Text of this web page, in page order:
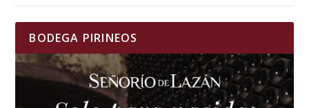
BODEGA PIRINEOS